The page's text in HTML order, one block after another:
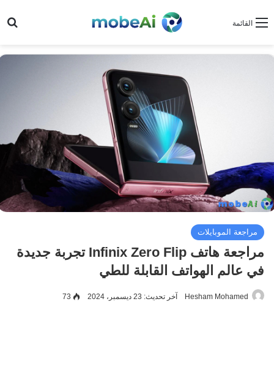
القائمة
مراجعة الموبايلات
مراجعة هاتف Infinix Zero Flip تجربة جديدة
في عالم الهواتف القابلة للطي
Hesham Mohamed آخر تحديث: 23 ديسمبر، 2024 73